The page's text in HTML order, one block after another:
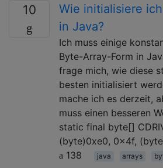
10
Wie initialisiere
in Java?
Ich muss einige
Byte-Array-Form in
frage mich, wie diese
besten initialisiert
mache ich es derzeit,
muss einen besseren
static final byte[]
(byte)0xe0, 0x4f,
138
java arrays